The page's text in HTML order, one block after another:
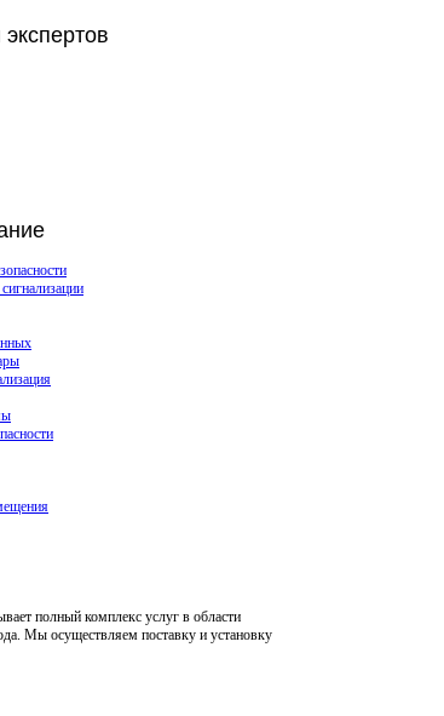
экспертов
полный комплекс услуг в области
Мы осуществляем поставку и установку